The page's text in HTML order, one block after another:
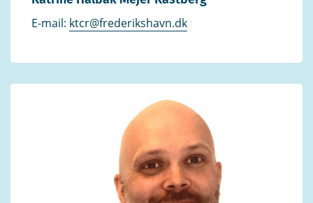
E-mail: ktcr@frederikshavn.dk